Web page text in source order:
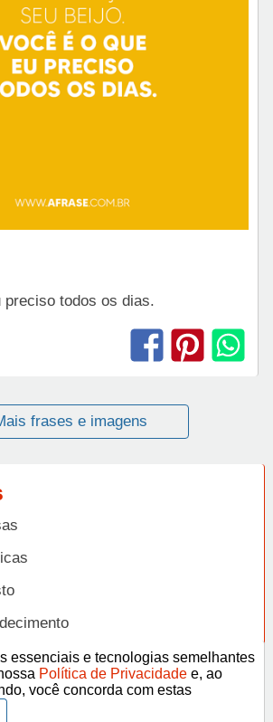
preciso todos os dias.
frases e imagens
Abrir
essenciais e tecnologias semelhantes
Política de Privacidade e, ao
você concorda com estas